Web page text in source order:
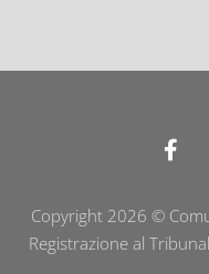
Copyright 2026 ©
Registrazione al